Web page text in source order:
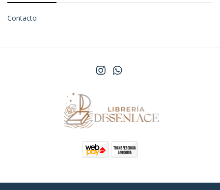
Contacto